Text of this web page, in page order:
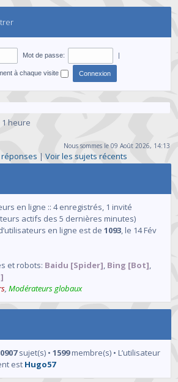
Mot de passe: |
à chaque visite
1 heure
Nous sommes le 09 Août 2026, 14:13
|Voir les sujets récents
en ligne :: 4 enregistrés, 1 invité
actifs des 5 dernières minutes)
en ligne est de1093, le 14 Fév
et robots: Baidu [Spider], Bing [Bot],
,Modérateurs globaux
sujet(s) •1599membre(s) • L’utilisateur
est Hugo57